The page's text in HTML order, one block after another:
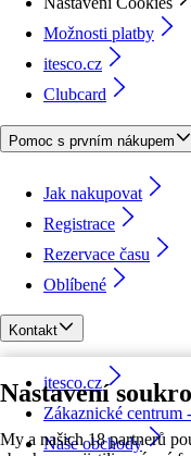
Nastavení
My a našich 18 partnerů
Možnosti platby
itesco.cz
Clubcard
Pomoc s prvním nákupem
Jak nakupovat
Registrace
Rezervace času
Oblíbené
Kontakt
itesco.cz
Zákaznické centrum
Naše obchody